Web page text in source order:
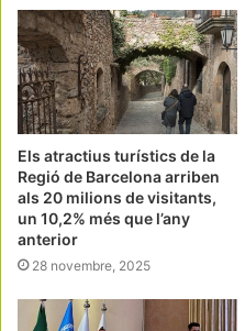
Els atractius turístics de la
Regió de Barcelona arriben
als 20 milions de visitants,
un 10,2% més que l’any
anterior
28 novembre, 2025